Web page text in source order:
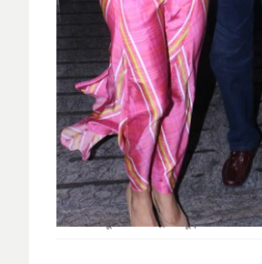
पिता बोनी कपूर के साथ जाह्नवी कपूर, मां नीलिमा के